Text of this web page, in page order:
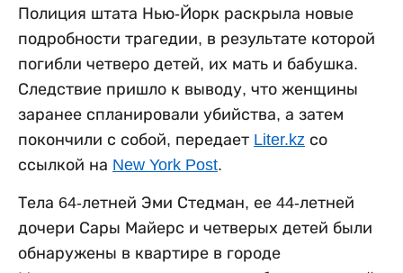
Полиция штата Нью-Йорк раскрыла новые
подробности трагедии, в результате которой
погибли четверо детей, их мать и бабушка.
Следствие пришло к выводу, что женщины
заранее спланировали убийства, а затем
покончили с собой, передает Liter.kz со
ссылкой на New York Post.
Тела 64-летней Эми Стедман, ее 44-летней
дочери Сары Майерс и четверых детей были
обнаружены в квартире в городе